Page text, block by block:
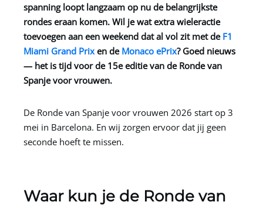
spanning loopt langzaam op nu de belangrijkste
rondes eraan komen. Wil je wat extra wieleractie
toevoegen aan een weekend dat al vol zit met de F1
Miami Grand Prix en de Monaco ePrix? Goed nieuws
— het is tijd voor de 15e editie van de Ronde van
Spanje voor vrouwen.
De Ronde van Spanje voor vrouwen 2026 start op 3
mei in Barcelona. En wij zorgen ervoor dat jij geen
seconde hoeft te missen.
Waar kun je de Ronde van